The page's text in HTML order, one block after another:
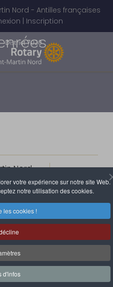
votre expérience sur notre site Web.
notre utilisation des cookies.
les cookies !
d'infos
Nord - Antilles françaises
langue
| Inscription
Nord
Clics : 5320
de Saint-martin Nord
en détresse suite
économique de
alimentaires est
la distribution avec le CSI
afin de cibler les
d Orleans.